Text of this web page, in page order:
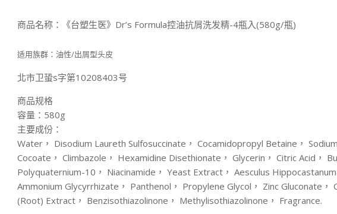
商品名称：《台塑生医》Dr’s Formula控油抗屑洗发精-4瓶入(580g/瓶)
适用族群：油性/出屑型头皮
北市卫蛩s字第10208403号
商品规格
容量：580g
主要成份：
Water， Disodium Laureth Sulfosuccinate， Cocamidopropyl Betaine，
Cocoate， Climbazole， Hexamidine Disethionate， Glycerin， Citric Acid，
Polyquaternium-10， Niacinamide， Yeast Extract， Aesculus
Ammonium Glycyrrhizate， Panthenol， Propylene Glycol， Zinc Gluconate，
(Root) Extract， Benzisothiazolinone， Methylisothiazolinone， Fragrance.